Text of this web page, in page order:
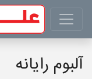
آلبوم رایانه